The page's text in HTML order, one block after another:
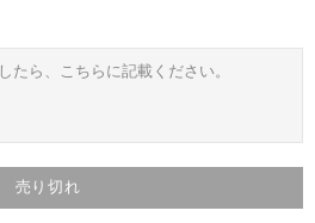
売り切れ